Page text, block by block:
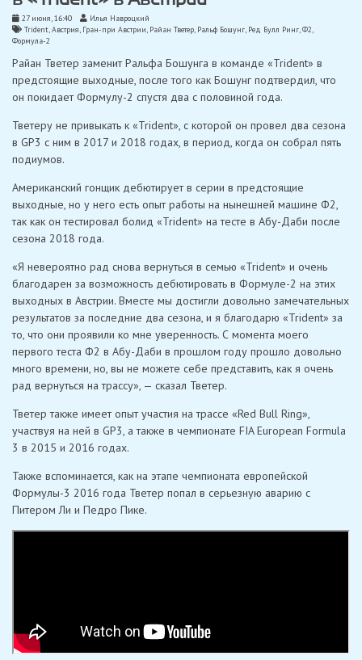
27 июня, 16:40
Илья Навроцкий
Trident,Австрия, Гран-при Австрии, Райан Тветер, Ральф Бошунг, Ред Булл Ринг,Ф2
Формула-2
Райан Тветер заменит Ральфа Бошунга в команде «Trident» в
предстоящие выходные, после того как Бошунг подтвердил, что
он покидает Формулу-2 спустя два с половиной года.
Тветеру не привыкать к «Trident», с которой он провел два сезона
в GP3 с ним в 2017 и 2018 годах, в период, когда он собрал пять
подиумов.
Американский гонщик дебютирует в серии в предстоящие
выходные, но у него есть опыт работы на нынешней машине Ф2,
так как он тестировал болид «Trident» на тесте в Абу-Даби после
сезона 2018 года.
«Я невероятно рад снова вернуться в семью «Trident» и очень
благодарен за возможность дебютировать в Формуле-2 на этих
выходных в Австрии. Вместе мы достигли довольно замечательных
результатов за последние два сезона, и я благодарю «Trident» за
то, что они проявили ко мне уверенность. С момента моего
первого теста Ф2 в Абу-Даби в прошлом году прошло довольно
много времени, но, вы не можете себе представить, как я очень
рад вернуться на трассу», — сказал Тветер.
Тветер также имеет опыт участия на трассе «Red Bull Ring»,
участвуя на ней в GP3, а также в чемпионате FIA European Formula
3 в 2015 и 2016 годах.
Также вспоминается, как на этапе чемпионата европейской
Формулы-3 2016 года Тветер попал в серьезную аварию с
Питером Ли и Педро Пике.